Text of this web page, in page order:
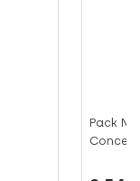
Pack